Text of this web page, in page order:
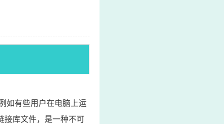
有些用户在电脑上运
接库文件，是一种不可